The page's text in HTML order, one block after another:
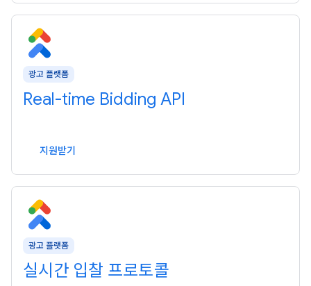
광고 플랫폼
Real-time Bidding API
지원받기
광고 플랫폼
실시간 입찰 프로토콜